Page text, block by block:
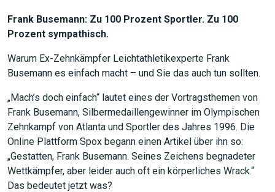
Frank Busemann: Zu 100 Prozent Sportler. Zu 100
Prozent sympathisch.
Warum Ex-Zehnkämpfer Leichtathletikexperte Frank
Busemann es einfach macht – und Sie das auch tun sollten.
„Mach’s doch einfach“ lautet eines der Vortragsthemen von
Frank Busemann, Silbermedaillengewinner im Olympischen
Zehnkampf von Atlanta und Sportler des Jahres 1996. Die
Online Plattform Spox begann einen Artikel über ihn so:
„Gestatten, Frank Busemann. Seines Zeichens begnadeter
Wettkämpfer, aber leider auch oft ein körperliches Wrack.“
Das bedeutet jetzt was?